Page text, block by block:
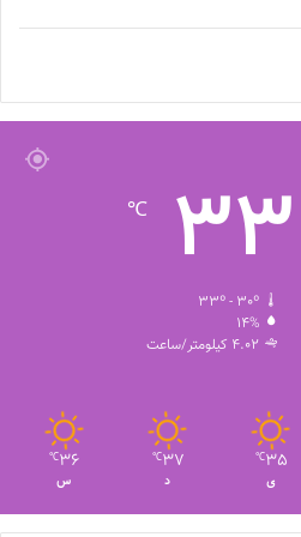
33
℃
33º - 30º
14%
4.02 کیلومتر/ساعت
35
℃
ی
37
℃
د
36
℃
س